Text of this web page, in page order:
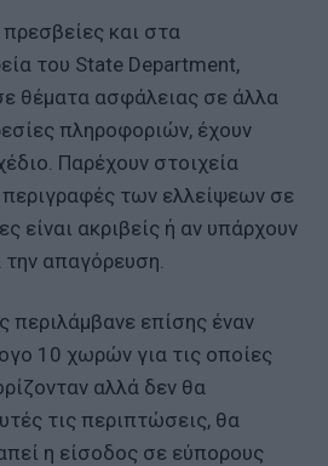
και στα
του State Department,
θέματα ασφάλειας σε άλλα
πληροφοριών, έχουν
Παρέχουν στοιχεία
περιγραφές των ελλείψεων σε
είναι ακριβείς ή αν υπάρχουν
την απαγόρευση.
περιλάμβανε επίσης έναν
10 χωρών για τις οποίες
αλλά δεν θα
τις περιπτώσεις, θα
η είσοδος σε εύπορους